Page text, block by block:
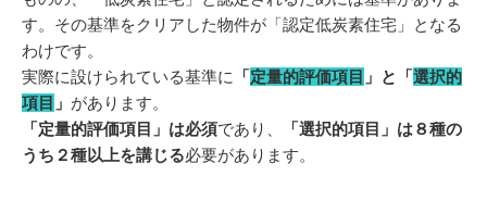
す。その基準をクリアした物件が「認定低炭素住宅」となる
わけです。
実際に設けられている基準に
「定量的評価項目 」と「選択的
項目 」 があります。
「定量的評価項目」は必須であり、
「選択的項目」は８種の
うち２種以上を講じる必要があります。